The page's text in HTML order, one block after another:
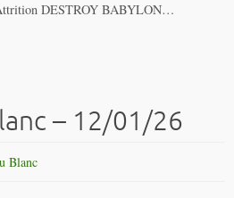
DESTROY BABYLON…
– 12/01/26
Blanc